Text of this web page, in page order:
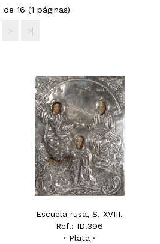
16 (1 páginas)
> >|
Escuela rusa, S. XVIII.
Ref.: ID.396
· Plata ·